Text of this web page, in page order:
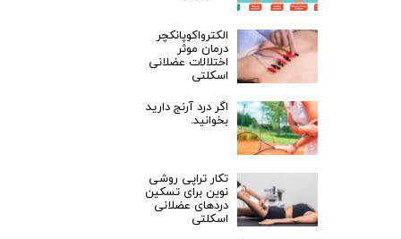
الکترواکوپانکچر
درمان موثر
اختلالات عضلانی
اسکلتی
اگر درد آرنج دارید
بخوانید.
تکار تراپی روشی
نوین برای تسکین
دردهای عضلانی
اسکلتی